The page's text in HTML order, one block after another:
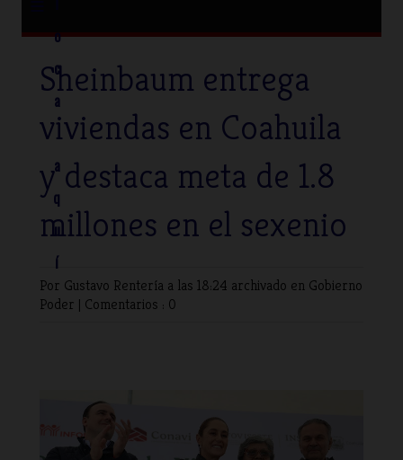
o
c
a
a
q
u
í
Sheinbaum entrega
viviendas en Coahuila
y destaca meta de 1.8
millones en el sexenio
Por Gustavo Rentería a las 18:24 archivado en Gobierno
Poder | Comentarios : 0